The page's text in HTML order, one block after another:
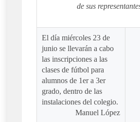
de sus
El día miércoles 23 de
junio se llevarán a cabo
las inscripciones a las
clases de fútbol para
alumnos de 1er a 3er
grado, dentro de las
instalaciones del colegio.
Manuel López